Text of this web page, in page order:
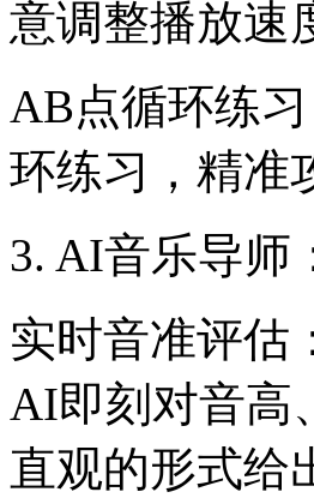
意调整播放速
AB点循环练
环练习，精准
3. AI音乐导师
实时音准评估
AI即刻对音高
直观的形式给